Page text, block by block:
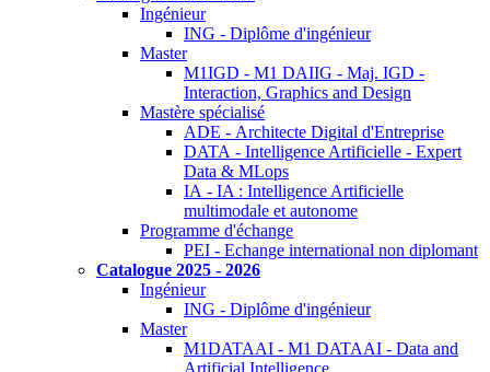
Ingénieur
ING - Diplôme d'ingénieur
Master
M1IGD - M1 DAIIG - Maj. IGD -
Interaction, Graphics and Design
Mastère spécialisé
ADE - Architecte Digital d'Entreprise
DATA - Intelligence Artificielle - Expert
Data & MLops
IA - IA : Intelligence Artificielle
multimodale et autonome
Programme d'échange
PEI - Echange international non diplomant
Catalogue 2025 - 2026
Ingénieur
ING - Diplôme d'ingénieur
Master
M1DATAAI - M1 DATAAI - Data and
Artificial Intelligence